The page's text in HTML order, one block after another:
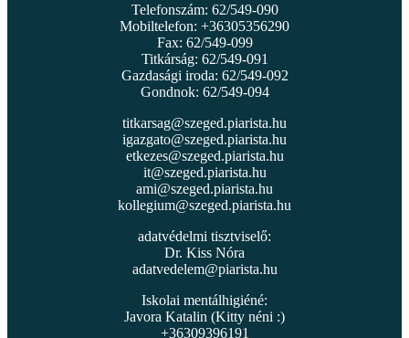
Telefonszám: 62/549-090
Mobiltelefon: +36305356290
Fax: 62/549-099
Titkárság: 62/549-091
Gazdasági iroda: 62/549-092
Gondnok: 62/549-094
titkarsag@szeged.piarista.hu
igazgato@szeged.piarista.hu
etkezes@szeged.piarista.hu
it@szeged.piarista.hu
ami@szeged.piarista.hu
kollegium@szeged.piarista.hu
adatvédelmi tisztviselő:
Dr. Kiss Nóra
adatvedelem@piarista.hu
Iskolai mentálhigiéné:
Javora Katalin (Kitty néni :)
+36309396191